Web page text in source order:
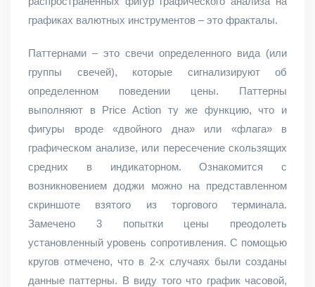
графиках валютных инструментов – это фракталы.
Паттернами – это свечи определенного вида (или
группы свечей), которые сигнализируют об
определенном поведении цены. Паттерны
выполняют в Price Action ту же функцию, что и
фигуры вроде «двойного дна» или «флага» в
графическом анализе, или пересечение скользящих
средних в индикаторном. Ознакомится с
возникновением доджи можно на представленном
скриншоте взятого из торгового терминала.
Замечено 3 попытки цены преодолеть
установленный уровень сопротивления. С помощью
кругов отмечено, что в 2-х случаях были созданы
данные паттерны. В виду того что график часовой,